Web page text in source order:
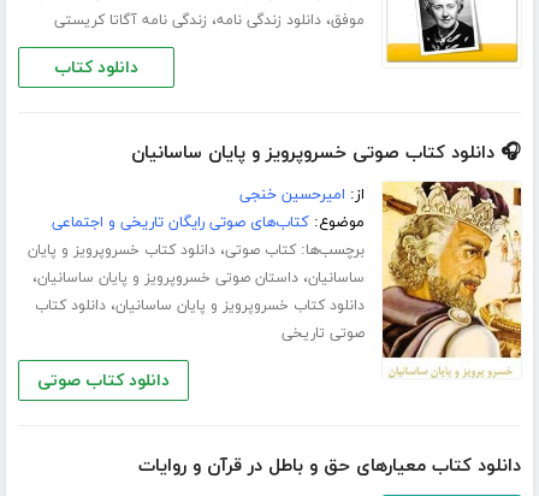
موفق،دانلود زندگی نامه، زندگی نامه آگاتا کریستی
دانلود کتاب
🎧 دانلود کتاب صوتی خسروپرویز و پایان ساسانیان
از: امیرحسین خنجی
موضوع:کتاب‌های صوتی رایگان تاریخی و اجتماعی
برچسب‌ها:کتاب صوتی،دانلود کتاب خسروپرویز و پایان
ساسانیان،داستان صوتی خسروپرویز و پایان ساسانیان،
دانلود کتاب خسروپرویز و پایان ساسانیان،دانلود کتاب
صوتی تاریخی
دانلود کتاب صوتی
دانلود کتاب معیارهای حق و باطل در قرآن و روایات